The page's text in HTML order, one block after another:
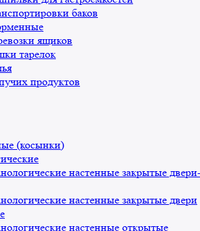
баков
ящиков
тарелок
продуктов
(косынки)
настенные закрытые двери-
настенные закрытые двери
настенные открытые